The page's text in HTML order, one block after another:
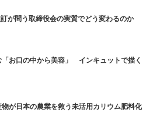
が問う取締役会の実質でどう変わるのか
「お口の中から美容」 インキュットで描く
が日本の農業を救う未活用カリウム肥料化